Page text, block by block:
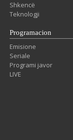
Shkencë
Teknologji
Programacion
Emisione
Seriale
Programi javor
LIVE